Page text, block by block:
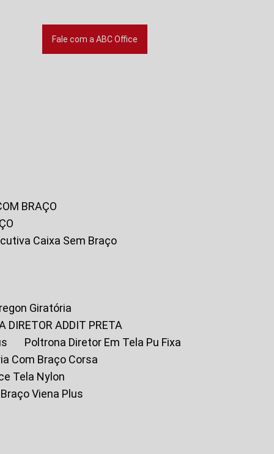
Fale com a ABC Office
BRAÇO
Caixa Sem Braço
Giratória
DIRETOR ADDIT PRETA
Poltrona Diretor Em Tela Pu Fixa
Com Braço Corsa
Tela Nylon
Viena Plus